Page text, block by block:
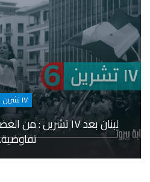
١٧ تشرين
لبنان بعد ١٧ تشرين :